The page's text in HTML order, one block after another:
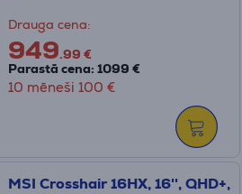
Drauga cena:
949.99 €
Parastā cena: 1099 €
10 mēneši 100 €
MSI Crosshair 16HX, 16'', QHD+,